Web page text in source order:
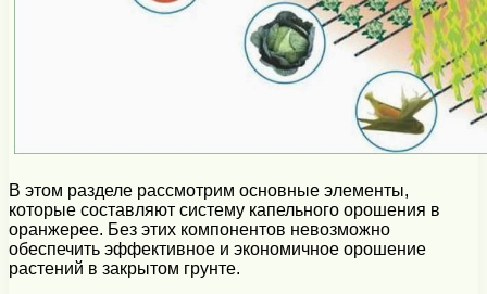
В этом разделе рассмотрим основные элементы,
которые составляют систему капельного орошения в
оранжерее. Без этих компонентов невозможно
обеспечить эффективное и экономичное орошение
растений в закрытом грунте.